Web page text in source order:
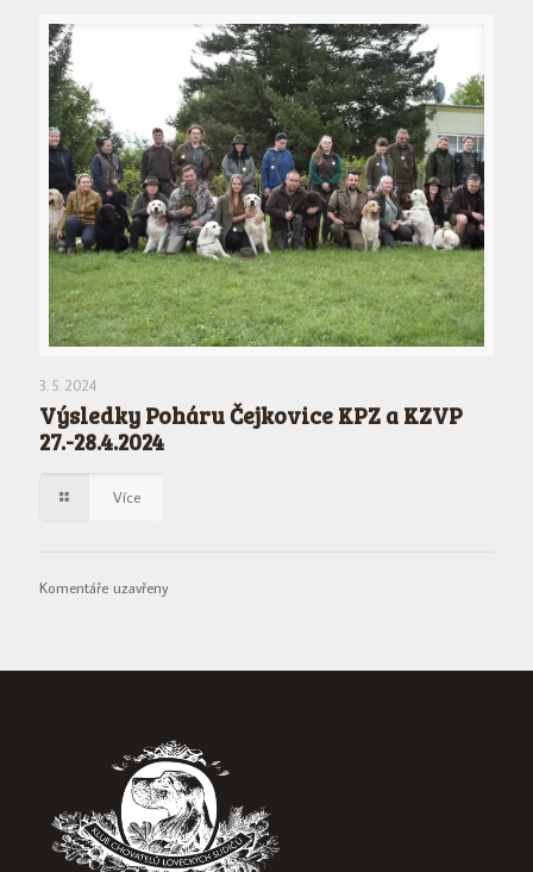
3. 5. 2024
Výsledky Poháru Čejkovice KPZ a KZVP
27.-28.4.2024
Více
Komentáře uzavřeny